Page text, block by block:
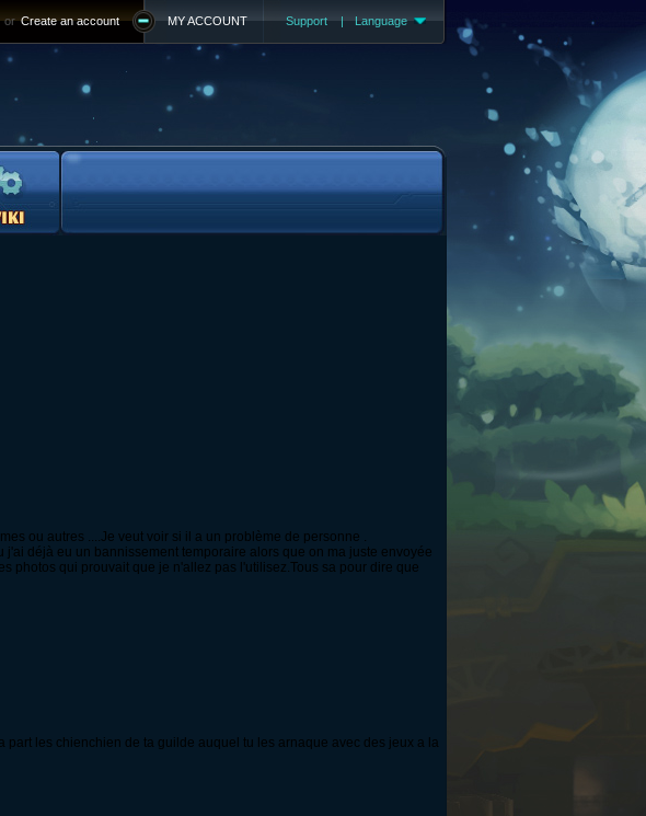
Support | Language
MY ACCOUNT
or Create an account
ou autres ....Je veut voir si il a un problème de personne .
déjà eu un bannissement temporaire alors que on ma juste envoyée
photos qui prouvait que je n'allez pas l'utilisez.Tous sa pour dire que
les chienchien de ta guilde auquel tu les arnaque avec des jeux a la